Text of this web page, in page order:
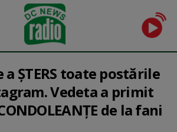
a ȘTERS toate postările
Vedeta a primit
de la fani